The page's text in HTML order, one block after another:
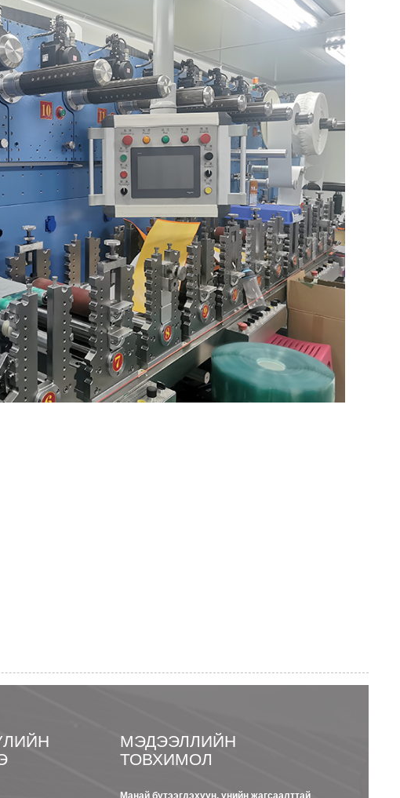
МЭДЭЭЛЛИЙН
ТОВХИМОЛ